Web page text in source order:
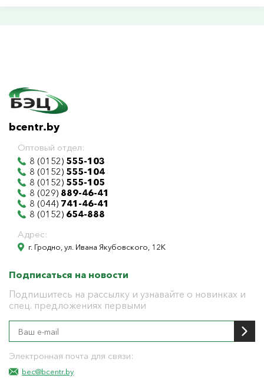
bcentr.by
Оптовый отдел:
8 (0152) 555-103
8 (0152) 555-104
8 (0152) 555-105
8 (029) 889-46-41
8 (044) 741-46-41
8 (0152) 654-888
Адрес:
г. Гродно, ул. Ивана Якубовского, 12К
Подписаться на новости
Подпишитесь на рассылку и узнавайте о новинках и
спец. предложениях первыми
Электронная почта для связи:
bec@bcentr.by